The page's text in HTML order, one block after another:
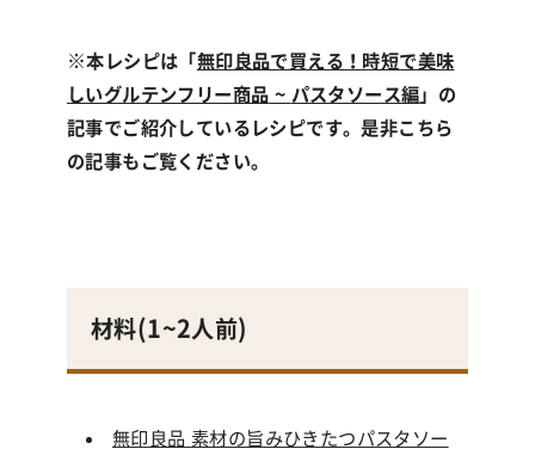
※本レシピは「無印良品で買える！時短で美味
しいグルテンフリー商品 ~ パスタソース編」の
記事でご紹介しているレシピです。是非こちら
の記事もご覧ください。
材料(1~2人前)
無印良品 素材の旨みひきたつパスタソー